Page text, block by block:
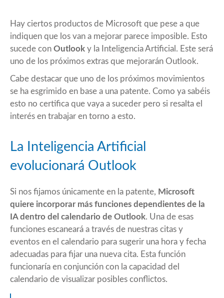
Hay ciertos productos de Microsoft que pese a que
indiquen que los van a mejorar parece imposible. Esto
sucede con Outlook y la Inteligencia Artificial. Este será
uno de los próximos extras que mejorarán Outlook.
Cabe destacar que uno de los próximos movimientos
se ha esgrimido en base a una patente. Como ya sabéis
esto no certifica que vaya a suceder pero si resalta el
interés en trabajar en torno a esto.
La Inteligencia Artificial
evolucionará Outlook
Si nos fijamos únicamente en la patente, Microsoft
quiere incorporar más funciones dependientes de la
IA dentro del calendario de Outlook. Una de esas
funciones escaneará a través de nuestras citas y
eventos en el calendario para sugerir una hora y fecha
adecuadas para fijar una nueva cita. Esta función
funcionaría en conjunción con la capacidad del
calendario de visualizar posibles conflictos.